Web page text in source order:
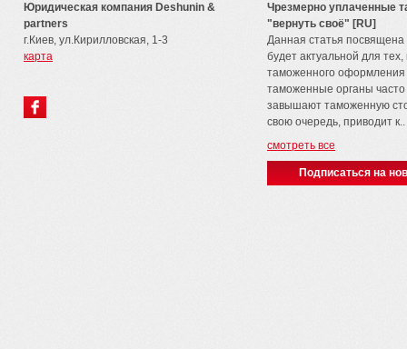
Юридическая компания Deshunin &
partners
г.Киев, ул.Кирилловская, 1-3
карта
Чрезмерно уплаченные
"вернуть своё" [RU]
Данная статья посвящена
будет актуальной для
таможенного оформления
таможенные органы
завышают таможенную
свою очередь, приводит к..
смотреть все
Подписаться на